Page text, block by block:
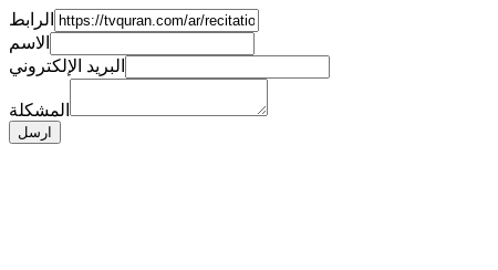
الرابط
الاسم
البريد الإلكتروني
المشكلة
ارسل